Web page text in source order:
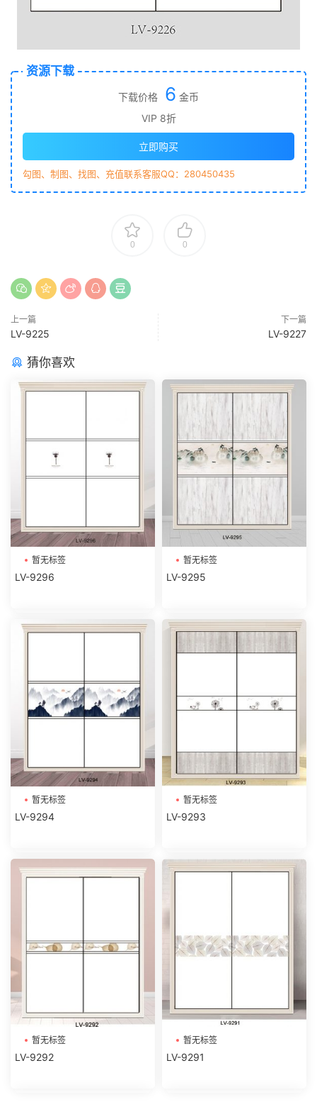
资源下载
下载价格 6 金币
VIP 8折
立即购买
勾图、制图、找图、充值联系客服QQ：280450435
0 0
上一篇
LV-9225
下一篇
LV-9227
猜你喜欢
暂无标签
LV-9296
暂无标签
LV-9295
暂无标签
LV-9294
暂无标签
LV-9293
暂无标签
LV-9292
暂无标签
LV-9291